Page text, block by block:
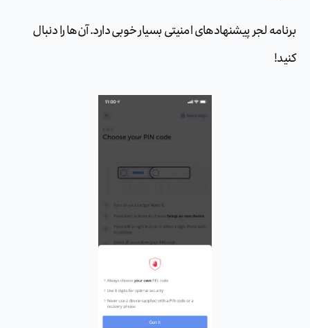
برنامه لجر پیشنهادهای امنیتی بسیار خوبی دارد. آن‌ها را دنبال
کنید!